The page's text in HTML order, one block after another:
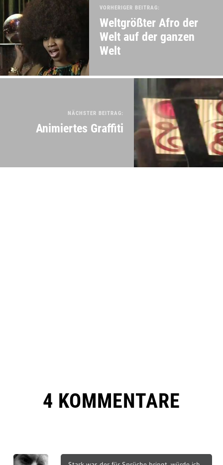
VORHERIGER BEITRAG:
Weltgrößter Afro der
Welt auf der ganzen
Welt
NÄCHSTER BEITRAG:
Animiertes Graffiti
4 KOMMENTARE